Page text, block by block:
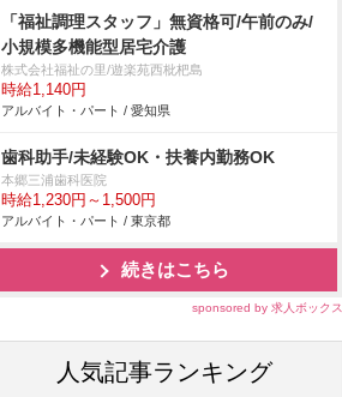
「福祉調理スタッフ」無資格可/午前のみ/
小規模多機能型居宅介護
株式会社福祉の里/遊楽苑西枇杷島
時給1,140円
アルバイト・パート / 愛知県
歯科助手/未経験OK・扶養内勤務OK
本郷三浦歯科医院
時給1,230円～1,500円
アルバイト・パート / 東京都
続きはこちら
sponsored by 求人ボックス
人気記事ランキング